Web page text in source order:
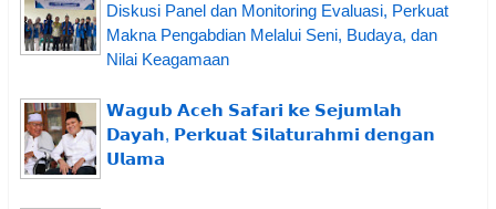
Diskusi Panel dan Monitoring Evaluasi, Perkuat
Makna Pengabdian Melalui Seni, Budaya, dan
Nilai Keagamaan
𝗪𝗮𝗴𝘂𝗯 𝗔𝗰𝗲𝗵 𝗦𝗮𝗳𝗮𝗿𝗶 𝗸𝗲 𝗦𝗲𝗷𝘂𝗺𝗹𝗮𝗵
𝗗𝗮𝘆𝗮𝗵, 𝗣𝗲𝗿𝗸𝘂𝗮𝘁 𝗦𝗶𝗹𝗮𝘁𝘂𝗿𝗮𝗵𝗺𝗶 𝗱𝗲𝗻𝗴𝗮𝗻
𝗨𝗹𝗮𝗺𝗮